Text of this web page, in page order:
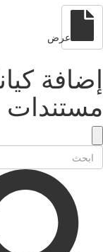
عرض
إضافة
مستندات